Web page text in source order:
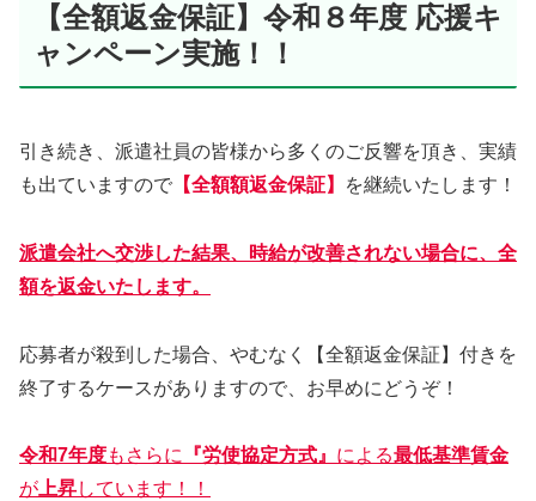
【全額返金保証】令和８年度 応援キ
ャンペーン実施！！
引き続き、派遣社員の皆様から多くのご反響を頂き、実績
も出ていますので 【全額額返金保証】 を継続いたします！
派遣会社へ交渉した結果、時給が改善されない場合に、全
額を返金いたします。
応募者が殺到した場合、やむなく【全額返金保証】付きを
終了するケースがありますので、お早めにどうぞ！
令和7年度もさらに 『労使協定方式』 による最低基準賃金
が 上昇しています！！